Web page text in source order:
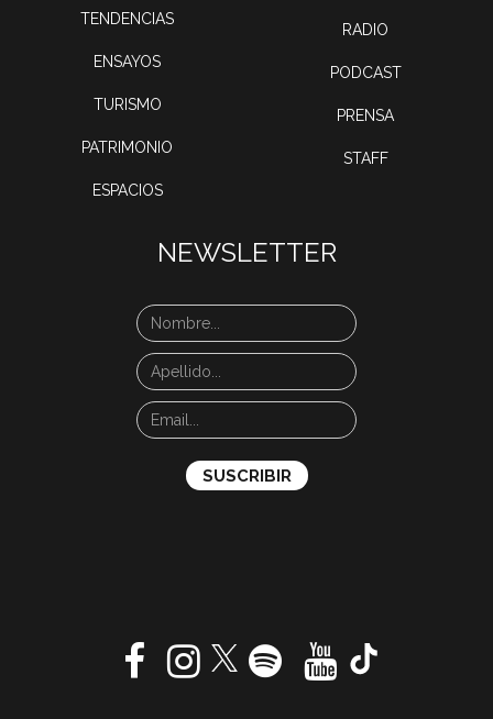
TENDENCIAS
ENSAYOS
TURISMO
PATRIMONIO
ESPACIOS
RADIO
PODCAST
PRENSA
STAFF
NEWSLETTER